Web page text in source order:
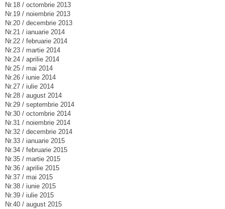
Nr.18 / octombrie 2013
Nr.19 / noiembrie 2013
Nr.20 / decembrie 2013
Nr.21 / ianuarie 2014
Nr.22 / februarie 2014
Nr.23 / martie 2014
Nr.24 / aprilie 2014
Nr.25 / mai 2014
Nr.26 / iunie 2014
Nr.27 / iulie 2014
Nr.28 / august 2014
Nr.29 / septembrie 2014
Nr.30 / octombrie 2014
Nr.31 / noiembrie 2014
Nr.32 / decembrie 2014
Nr.33 / ianuarie 2015
Nr.34 / februarie 2015
Nr.35 / martie 2015
Nr.36 / aprilie 2015
Nr.37 / mai 2015
Nr.38 / iunie 2015
Nr.39 / iulie 2015
Nr.40 / august 2015